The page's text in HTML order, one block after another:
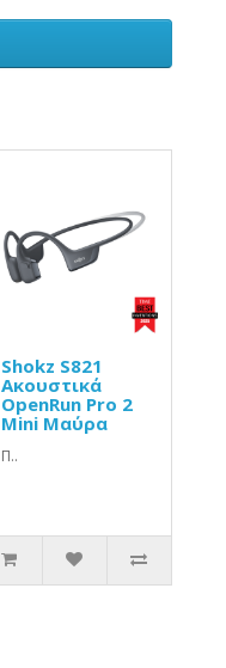
Shokz S821
Ακουστικά
OpenRun Pro 2
Mini Μαύρα
Π..